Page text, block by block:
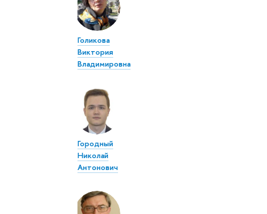
Голикова
Виктория
Владимировна
Городный
Николай
Антонович